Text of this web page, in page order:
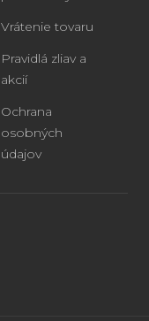
Vrátenie tovaru
Pravidlá zliav a
akcií
Ochrana
osobných
údajov